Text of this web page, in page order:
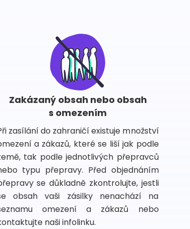
Zakázaný obsah nebo obsah
s omezením
zasílání do zahraničí existuje množství
a zákazů, které se liší jak podle
tak podle jednotlivých přepravců
typu přepravy. Před objednáním
se důkladně zkontrolujte, jestli
obsah vaši zásilky nenachází na
omezení a zákazů nebo
naši infolinku.